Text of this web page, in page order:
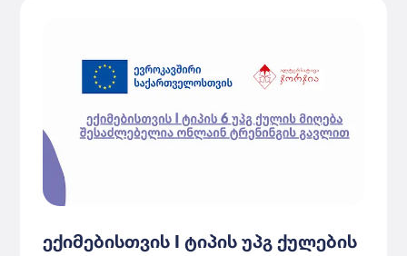
ექიმებისთვის I ტიპის უპგ ქულების